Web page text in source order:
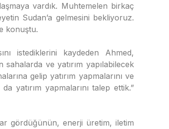
vardık. Muhtemelen birkaç
Sudan’a gelmesini bekliyoruz.
konuştu.
istediklerini kaydeden Ahmed,
ve yatırım yapılabilecek
gelip yatırım yapmalarını ve
yatırım yapmalarını talep ettik.”
gördüğünün, enerji üretim, iletim